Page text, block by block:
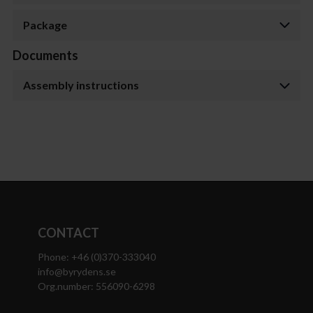
Package
Documents
Assembly instructions
CONTACT
Phone: +46 (0)370-333040
info@byrydens.se
Org.number: 556090-6298